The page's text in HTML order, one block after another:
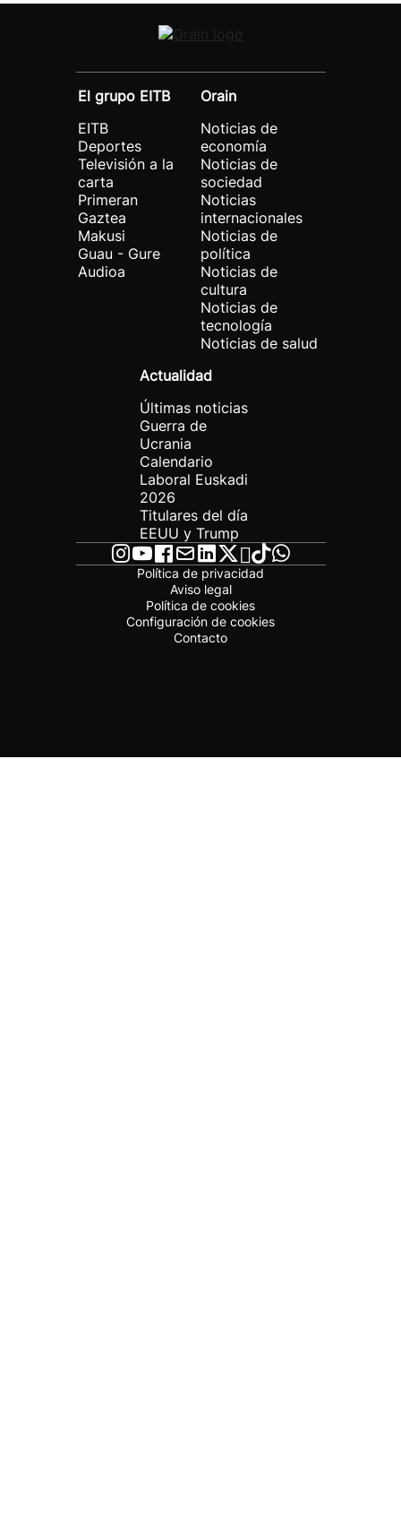
El grupo EITB
EITB
Deportes
Televisión a la
carta
Primeran
Gaztea
Makusi
Guau - Gure
Audioa
Orain
Noticias de
economía
Noticias de
sociedad
Noticias
internacionales
Noticias de
política
Noticias de
cultura
Noticias de
tecnología
Noticias de salud
Actualidad
Últimas noticias
Guerra de
Ucrania
Calendario
Laboral Euskadi
2026
Titulares del día
EEUU y Trump
Política de privacidad
Aviso legal
Política de cookies
Configuración de cookies
Contacto